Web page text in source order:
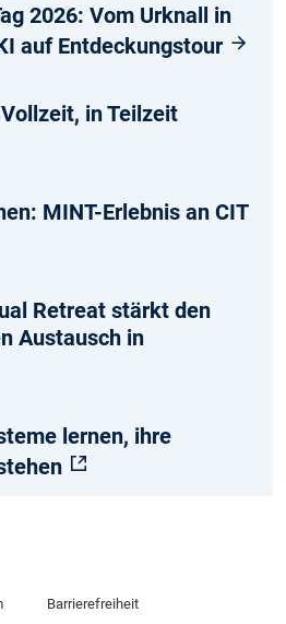
2026: Vom Urknall in
auf Entdeckungstour
in Teilzeit
MINT-Erlebnis an CIT
Retreat stärkt den
Austausch in
lernen, ihre
Barrierefreiheit